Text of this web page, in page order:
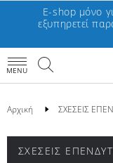
E-shop μόνο
εξυπηρετεί
MENU
Αρχική ΣΧΕΣΕΙΣ
ΣΧΕΣΕΙΣ